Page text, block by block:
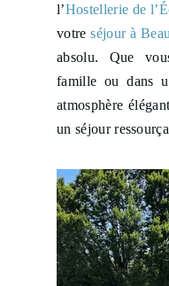
l’Hostellerie de
votreséjour à
absolu. Que
famille ou dans
atmosphère
un séjour